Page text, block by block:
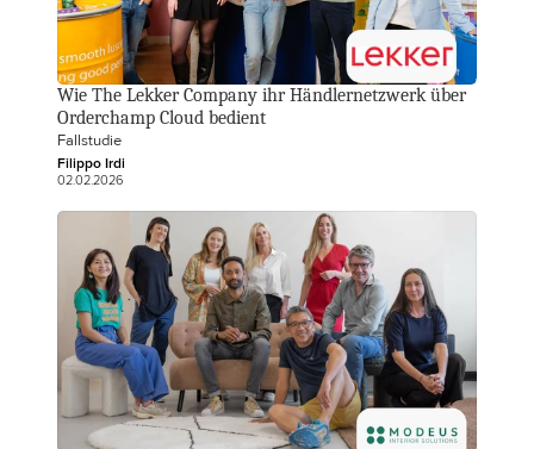
Wie The Lekker Company ihr Händlernetzwerk über
Orderchamp Cloud bedient
Fallstudie
Filippo Irdi
02.02.2026